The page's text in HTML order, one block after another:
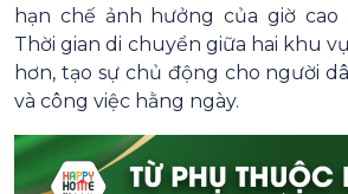
hạn chế ảnh hưởng của giờ cao
Thời gian di chuyển giữa hai khu
hơn, tạo sự chủ động cho người
và công việc hằng ngày.